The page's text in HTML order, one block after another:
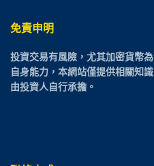
免責申明
投資交易有風險，尤其加密貨幣
自身能力，本網站僅提供相關知
由投資人自行承擔。